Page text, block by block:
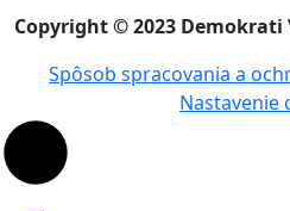
Copyright © 2023 Demokrati
Spôsob spracovania a
Nastavenie